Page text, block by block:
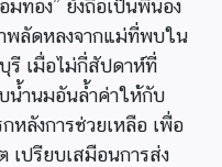
ทอง” ยังถือเป็นพี่น้อง
พลัดหลงจากแม่ที่พบใน
รี เมื่อไม่กี่สัปดาห์ที่
น้ำนมอันล้ำค่าให้กับ
หลังการช่วยเหลือ เพื่อ
เปรียบเสมือนการส่ง